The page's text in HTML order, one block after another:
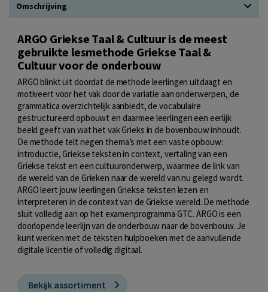
Omschrijving
ARGO Griekse Taal & Cultuur is de meest
gebruikte lesmethode Griekse Taal &
Cultuur voor de onderbouw
ARGO blinkt uit doordat de methode leerlingen uitdaagt en
motiveert voor het vak door de variatie aan onderwerpen, de
grammatica overzichtelijk aanbiedt, de vocabulaire
gestructureerd opbouwt en daarmee leerlingen een eerlijk
beeld geeft van wat het vak Grieks in de bovenbouw inhoudt.
De methode telt negen thema’s met een vaste opbouw:
introductie, Griekse teksten in context, vertaling van een
Griekse tekst en een cultuuronderwerp, waarmee de link van
de wereld van de Grieken naar de wereld van nu gelegd wordt.
ARGO leert jouw leerlingen Griekse teksten lezen en
interpreteren in de context van de Griekse wereld. De methode
sluit volledig aan op het examenprogramma GTC. ARGO is een
doorlopende leerlijn van de onderbouw naar de bovenbouw. Je
kunt werken met de teksten hulpboeken met de aanvullende
digitale licentie of volledig digitaal.
Bekijk assortiment